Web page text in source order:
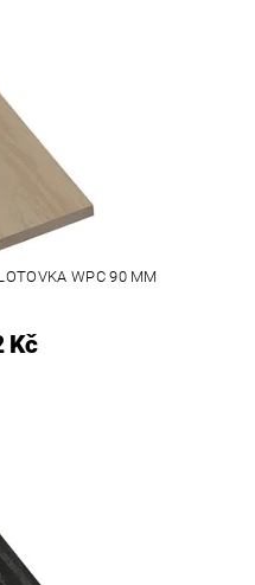
WPC 90 MM
Kč